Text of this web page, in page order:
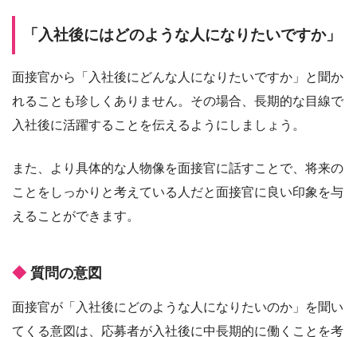
「入社後にはどのような人になりたいですか」
面接官から「入社後にどんな人になりたいですか」と聞か
れることも珍しくありません。その場合、長期的な目線で
入社後に活躍することを伝えるようにしましょう。
また、より具体的な人物像を面接官に話すことで、将来の
ことをしっかりと考えている人だと面接官に良い印象を与
えることができます。
質問の意図
面接官が「入社後にどのような人になりたいのか」を聞い
てくる意図は、応募者が入社後に中長期的に働くことを考